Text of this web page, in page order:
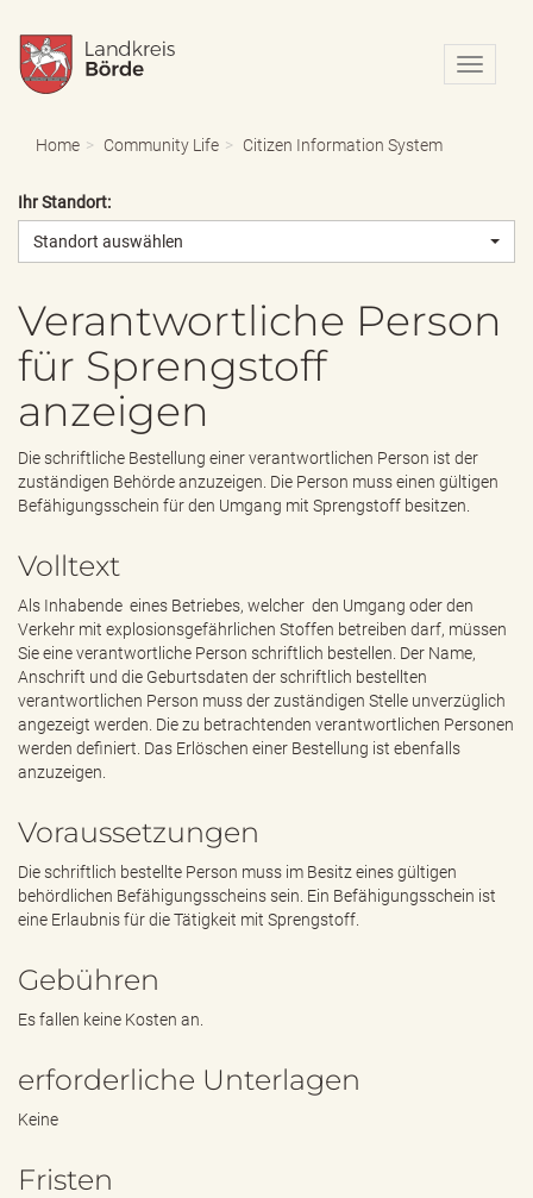
N
a
o
i
s
b
e
n
Home Community Life Citizen Information System
Ihr Standort:
Standort auswählen
Verantwortliche Person
für Sprengstoff
anzeigen
Die schriftliche Bestellung einer verantwortlichen Person ist der
zuständigen Behörde anzuzeigen. Die Person muss einen gültigen
Befähigungsschein für den Umgang mit Sprengstoff besitzen.
Volltext
Als Inhabende eines Betriebes, welcher den Umgang oder den
Verkehr mit explosionsgefährlichen Stoffen betreiben darf, müssen
Sie eine verantwortliche Person schriftlich bestellen. Der Name,
Anschrift und die Geburtsdaten der schriftlich bestellten
verantwortlichen Person muss der zuständigen Stelle unverzüglich
angezeigt werden. Die zu betrachtenden verantwortlichen Personen
werden definiert. Das Erlöschen einer Bestellung ist ebenfalls
anzuzeigen.
Voraussetzungen
Die schriftlich bestellte Person muss im Besitz eines gültigen
behördlichen Befähigungsscheins sein. Ein Befähigungsschein ist
eine Erlaubnis für die Tätigkeit mit Sprengstoff.
Gebühren
Es fallen keine Kosten an.
erforderliche Unterlagen
Keine
Fristen